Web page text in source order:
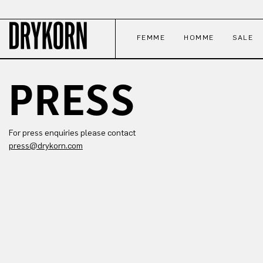
FEMME HOMME SALE
PRESS
For press enquiries please contact
press@drykorn.com